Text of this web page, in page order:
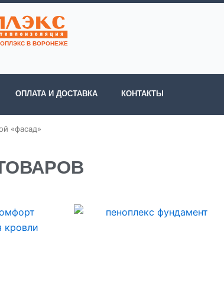
В ВОРОНЕЖЕ
ОПЛАТА И ДОСТАВКА КОНТАКТЫ
«фасад»
Диапазон
цен:
176 ₽
Диапазон
цен:
Этот